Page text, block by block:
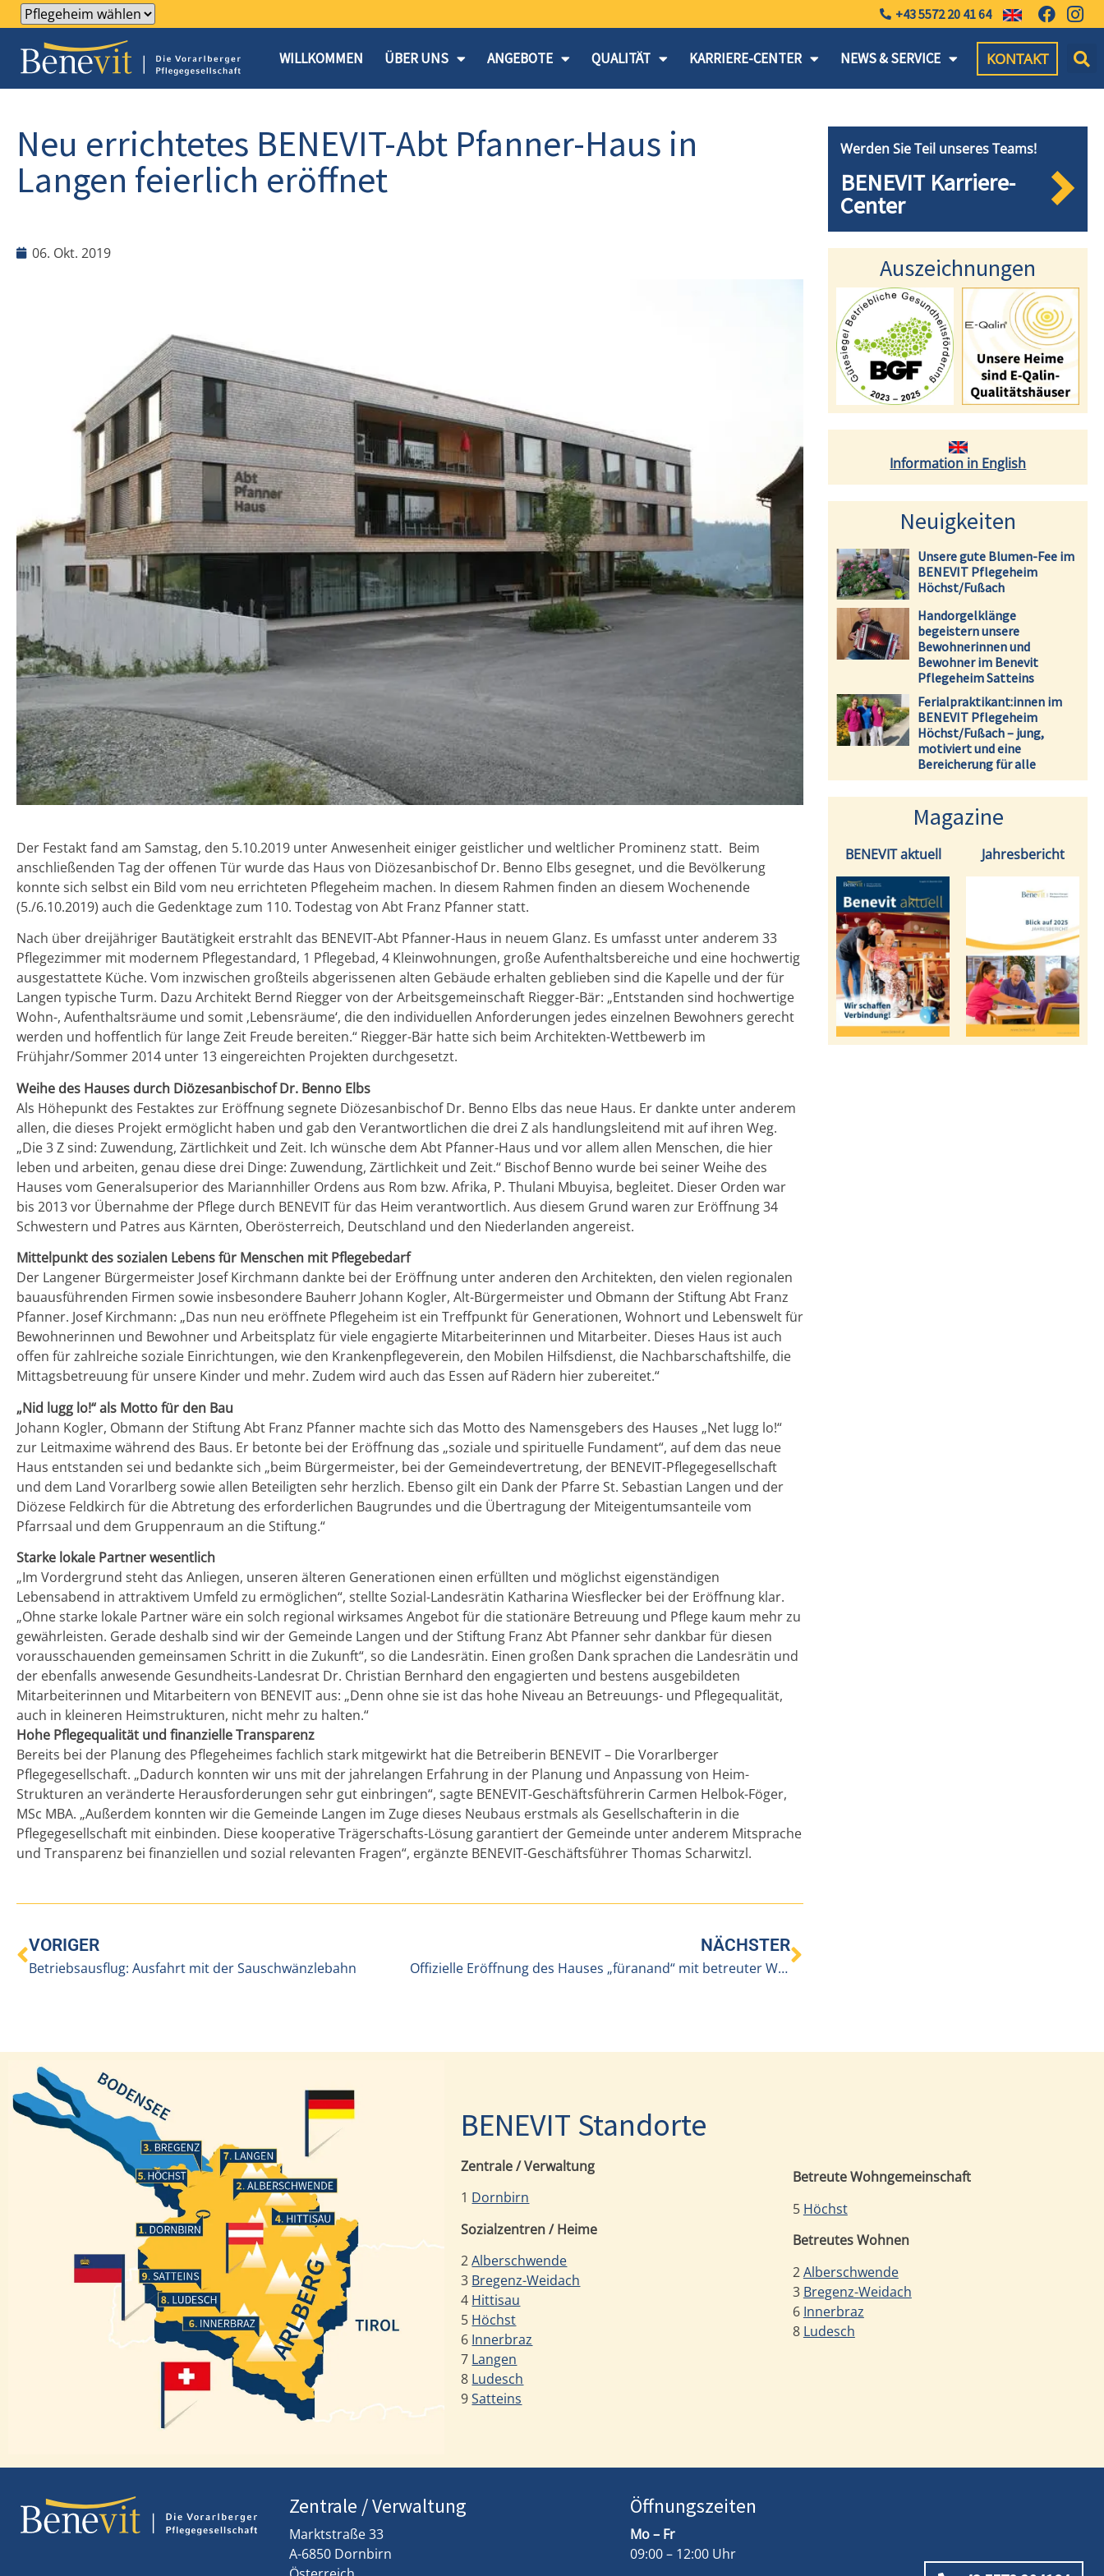
+43 5572 20 41 64
WILLKOMMEN ÜBER UNS ANGEBOTE QUALITÄT KARRIERE-CENTER NEWS & SERVICE KONTAKT
Neu errichtetes BENEVIT-Abt Pfanner-Haus in
Langen feierlich eröffnet
06. Okt. 2019
Der Festakt fand am Samstag, den 5.10.2019 unter Anwesenheit einiger geistlicher und weltlicher Prominenz statt. Beim
anschließenden Tag der offenen Tür wurde das Haus von Diözesanbischof Dr. Benno Elbs gesegnet, und die Bevölkerung
konnte sich selbst ein Bild vom neu errichteten Pflegeheim machen. In diesem Rahmen finden an diesem Wochenende
(5./6.10.2019) auch die Gedenktage zum 110. Todestag von Abt Franz Pfanner statt.
Nach über dreijähriger Bautätigkeit erstrahlt das BENEVIT-Abt Pfanner-Haus in neuem Glanz. Es umfasst unter anderem 33
Pflegezimmer mit modernem Pflegestandard, 1 Pflegebad, 4 Kleinwohnungen, große Aufenthaltsbereiche und eine hochwertig
ausgestattete Küche. Vom inzwischen großteils abgerissenen alten Gebäude erhalten geblieben sind die Kapelle und der für
Langen typische Turm. Dazu Architekt Bernd Riegger von der Arbeitsgemeinschaft Riegger-Bär: „Entstanden sind hochwertige
Wohn-, Aufenthaltsräume und somit ‚Lebensräume‘, die den individuellen Anforderungen jedes einzelnen Bewohners gerecht
werden und hoffentlich für lange Zeit Freude bereiten.“ Riegger-Bär hatte sich beim Architekten-Wettbewerb im
Frühjahr/Sommer 2014 unter 13 eingereichten Projekten durchgesetzt.
Weihe des Hauses durch Diözesanbischof Dr. Benno Elbs
Als Höhepunkt des Festaktes zur Eröffnung segnete Diözesanbischof Dr. Benno Elbs das neue Haus. Er dankte unter anderem
allen, die dieses Projekt ermöglicht haben und gab den Verantwortlichen die drei Z als handlungsleitend mit auf ihren Weg.
„Die 3 Z sind: Zuwendung, Zärtlichkeit und Zeit. Ich wünsche dem Abt Pfanner-Haus und vor allem allen Menschen, die hier
leben und arbeiten, genau diese drei Dinge: Zuwendung, Zärtlichkeit und Zeit.“ Bischof Benno wurde bei seiner Weihe des
Hauses vom Generalsuperior des Mariannhiller Ordens aus Rom bzw. Afrika, P. Thulani Mbuyisa, begleitet. Dieser Orden war
bis 2013 vor Übernahme der Pflege durch BENEVIT für das Heim verantwortlich. Aus diesem Grund waren zur Eröffnung 34
Schwestern und Patres aus Kärnten, Oberösterreich, Deutschland und den Niederlanden angereist.
Mittelpunkt des sozialen Lebens für Menschen mit Pflegebedarf
Der Langener Bürgermeister Josef Kirchmann dankte bei der Eröffnung unter anderen den Architekten, den vielen regionalen
bauausführenden Firmen sowie insbesondere Bauherr Johann Kogler, Alt-Bürgermeister und Obmann der Stiftung Abt Franz
Pfanner. Josef Kirchmann: „Das nun neu eröffnete Pflegeheim ist ein Treffpunkt für Generationen, Wohnort und Lebenswelt für
Bewohnerinnen und Bewohner und Arbeitsplatz für viele engagierte Mitarbeiterinnen und Mitarbeiter. Dieses Haus ist auch
offen für zahlreiche soziale Einrichtungen, wie den Krankenpflegeverein, den Mobilen Hilfsdienst, die Nachbarschaftshilfe, die
Mittagsbetreuung für unsere Kinder und mehr. Zudem wird auch das Essen auf Rädern hier zubereitet.“
„Nid lugg lo!“ als Motto für den Bau
Johann Kogler, Obmann der Stiftung Abt Franz Pfanner machte sich das Motto des Namensgebers des Hauses „Net lugg lo!“
zur Leitmaxime während des Baus. Er betonte bei der Eröffnung das „soziale und spirituelle Fundament“, auf dem das neue
Haus entstanden sei und bedankte sich „beim Bürgermeister, bei der Gemeindevertretung, der BENEVIT-Pflegegesellschaft
und dem Land Vorarlberg sowie allen Beteiligten sehr herzlich. Ebenso gilt ein Dank der Pfarre St. Sebastian Langen und der
Diözese Feldkirch für die Abtretung des erforderlichen Baugrundes und die Übertragung der Miteigentumsanteile vom
Pfarrsaal und dem Gruppenraum an die Stiftung.“
Starke lokale Partner wesentlich
„Im Vordergrund steht das Anliegen, unseren älteren Generationen einen erfüllten und möglichst eigenständigen
Lebensabend in attraktivem Umfeld zu ermöglichen“, stellte Sozial-Landesrätin Katharina Wiesflecker bei der Eröffnung klar.
„Ohne starke lokale Partner wäre ein solch regional wirksames Angebot für die stationäre Betreuung und Pflege kaum mehr zu
gewährleisten. Gerade deshalb sind wir der Gemeinde Langen und der Stiftung Franz Abt Pfanner sehr dankbar für diesen
vorausschauenden gemeinsamen Schritt in die Zukunft“, so die Landesrätin. Einen großen Dank sprachen die Landesrätin und
der ebenfalls anwesende Gesundheits-Landesrat Dr. Christian Bernhard den engagierten und bestens ausgebildeten
Mitarbeiterinnen und Mitarbeitern von BENEVIT aus: „Denn ohne sie ist das hohe Niveau an Betreuungs- und Pflegequalität,
auch in kleineren Heimstrukturen, nicht mehr zu halten.“
Hohe Pflegequalität und finanzielle Transparenz
Bereits bei der Planung des Pflegeheimes fachlich stark mitgewirkt hat die Betreiberin BENEVIT – Die Vorarlberger
Pflegegesellschaft. „Dadurch konnten wir uns mit der jahrelangen Erfahrung in der Planung und Anpassung von Heim-
Strukturen an veränderte Herausforderungen sehr gut einbringen“, sagte BENEVIT-Geschäftsführerin Carmen Helbok-Föger,
MSc MBA. „Außerdem konnten wir die Gemeinde Langen im Zuge dieses Neubaus erstmals als Gesellschafterin in die
Pflegegesellschaft mit einbinden. Diese kooperative Trägerschafts-Lösung garantiert der Gemeinde unter anderem Mitsprache
und Transparenz bei finanziellen und sozial relevanten Fragen“, ergänzte BENEVIT-Geschäftsführer Thomas Scharwitzl.
VORIGER
Betriebsausflug: Ausfahrt mit der Sauschwänzlebahn
NÄCHSTER
Offizielle Eröffnung des Hauses „füranand“ mit betreuter Wohngemeinschaft in Höchst
Werden Sie Teil unseres Teams!
BENEVIT Karriere-
Center
Auszeichnungen
Information in English
Neuigkeiten
Unsere gute Blumen-Fee im
BENEVIT Pflegeheim
Höchst/Fußach
Handorgelklänge
begeistern unsere
Bewohnerinnen und
Bewohner im Benevit
Pflegeheim Satteins
Ferialpraktikant:innen im
BENEVIT Pflegeheim
Höchst/Fußach – jung,
motiviert und eine
Bereicherung für alle
Magazine
BENEVIT aktuell Jahresbericht
Dornbirn
Bregenz
Langen
Ludesch
Innerbraz
Alberschwende
Höchst
BENEVIT Standorte
Zentrale / Verwaltung
1 Dornbirn
Sozialzentren / Heime
2Alberschwende
3 Bregenz-Weidach
4 Hittisau
5 Höchst
6 Innerbraz
7 Langen
8 Ludesch
9Satteins
Betreute Wohngemeinschaft
5 Höchst
Betreutes Wohnen
2Alberschwende
3 Bregenz-Weidach
6 Innerbraz
8 Ludesch
Zentrale / Verwaltung
Marktstraße 33
A-6850 Dornbirn
Öffnungszeiten
Mo – Fr
09:00 – 12:00 Uhr